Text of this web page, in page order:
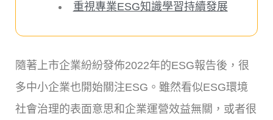
重視專業ESG知識學習持續發展
隨著上市企業紛紛發佈2022年的ESG報告後，很
多中小企業也開始關注ESG。雖然看似ESG環境
社會治理的表面意思和企業運營效益無關，或者很